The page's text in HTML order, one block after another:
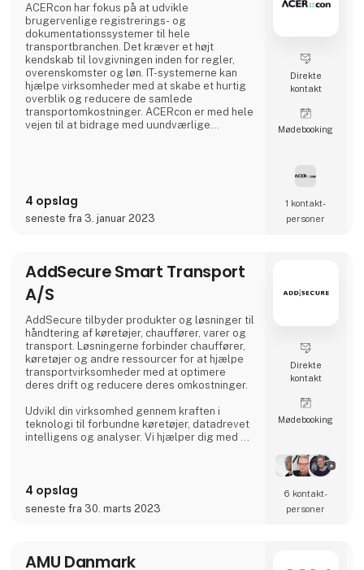
ACERcon har fokus på at udvikle
brugervenlige registrerings- og
dokumentationssystemer til hele
transportbranchen. Det kræver et højt
kendskab til lovgivningen inden for regler,
overenskomster og løn. IT-systemerne kan
hjælpe virksomheder med at skabe et hurtig
overblik og reducere de samlede
transportomkostninger. ACERcon er med hele
vejen til at bidrage med uundværlige
4 opslag
seneste fra 3. januar 2023
Direkte
kontakt
Møde­booking
1 kontakt­
personer
AddSecure Smart Transport
A/S
AddSecure tilbyder produkter og løsninger til
håndtering af køretøjer, chauffører, varer og
transport. Løsningerne forbinder chauffører,
køretøjer og andre ressourcer for at hjælpe
transportvirksomheder med at optimere
deres drift og reducere deres omkostninger.
Udvikl din virksomhed gennem kraften i
teknologi til forbundne køretøjer, datadrevet
intelligens og analyser. Vi hjælper dig med at
global e-handel og miljøregler.
4 opslag
seneste fra 30. marts 2023
Direkte
kontakt
Møde­booking
6 kontakt­
personer
AMU Danmark